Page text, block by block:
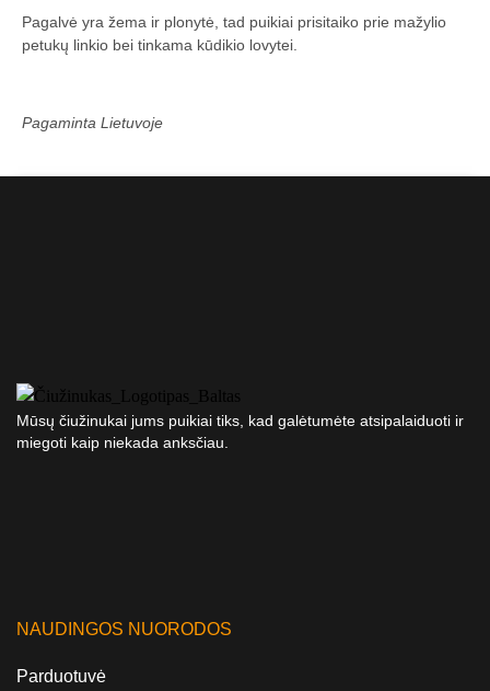
Pagalvė yra žema ir plonytė, tad puikiai prisitaiko prie mažylio
petukų linkio bei tinkama kūdikio lovytei.
Pagaminta Lietuvoje
Mūsų čiužinukai jums puikiai tiks, kad galėtumėte atsipalaiduoti ir
miegoti kaip niekada anksčiau.
NAUDINGOS NUORODOS
Parduotuvė